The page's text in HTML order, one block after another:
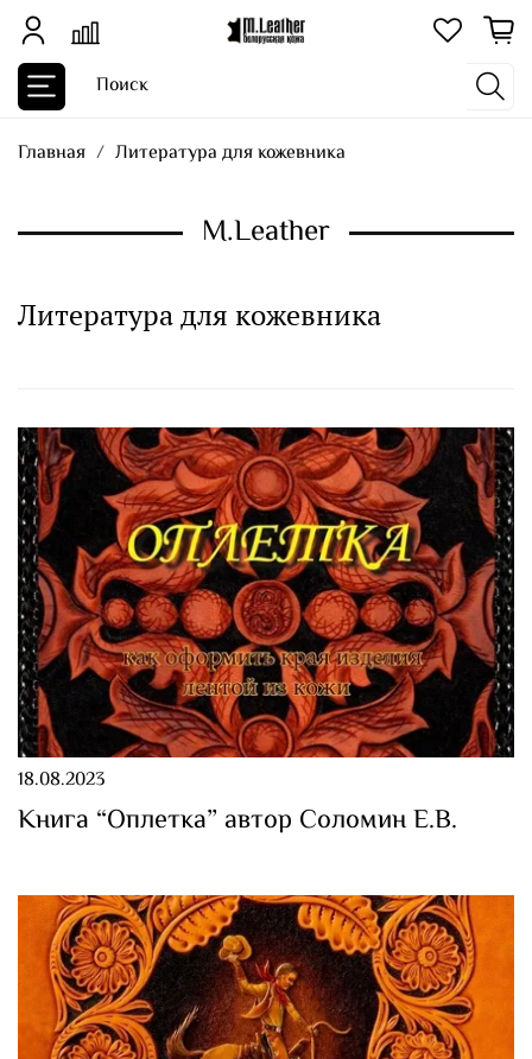
Главная Литература для кожевника
M.Leather
Литература для кожевника
18.08.2023
Книга “Оплетка” автор Соломин Е.В.